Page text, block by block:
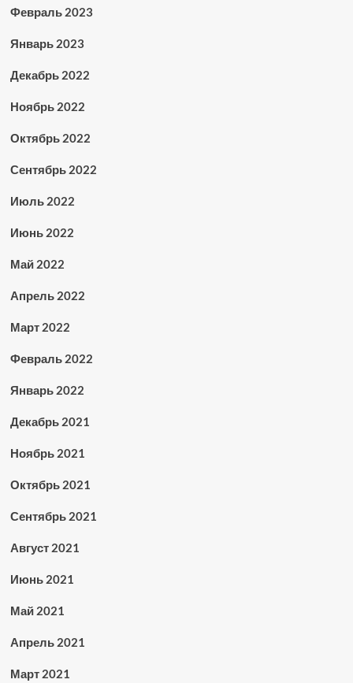
Февраль 2023
Январь 2023
Декабрь 2022
Ноябрь 2022
Октябрь 2022
Сентябрь 2022
Июль 2022
Июнь 2022
Май 2022
Апрель 2022
Март 2022
Февраль 2022
Январь 2022
Декабрь 2021
Ноябрь 2021
Октябрь 2021
Сентябрь 2021
Август 2021
Июнь 2021
Май 2021
Апрель 2021
Март 2021